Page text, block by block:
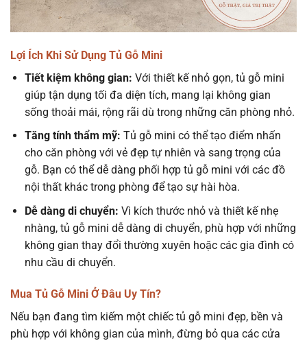
Lợi Ích Khi Sử Dụng Tủ Gỗ Mini
Tiết kiệm không gian: Với thiết kế nhỏ gọn, tủ gỗ mini
giúp tận dụng tối đa diện tích, mang lại không gian
sống thoải mái, rộng rãi dù trong những căn phòng nhỏ.
Tăng tính thẩm mỹ: Tủ gỗ mini có thể tạo điểm nhấn
cho căn phòng với vẻ đẹp tự nhiên và sang trọng của
gỗ. Bạn có thể dễ dàng phối hợp tủ gỗ mini với các đồ
nội thất khác trong phòng để tạo sự hài hòa.
Dễ dàng di chuyển: Vì kích thước nhỏ và thiết kế nhẹ
nhàng, tủ gỗ mini dễ dàng di chuyển, phù hợp với những
không gian thay đổi thường xuyên hoặc các gia đình có
nhu cầu di chuyển.
Mua Tủ Gỗ Mini Ở Đâu Uy Tín?
Nếu bạn đang tìm kiếm một chiếc tủ gỗ mini đẹp, bền và
phù hợp với không gian của mình, đừng bỏ qua các cửa